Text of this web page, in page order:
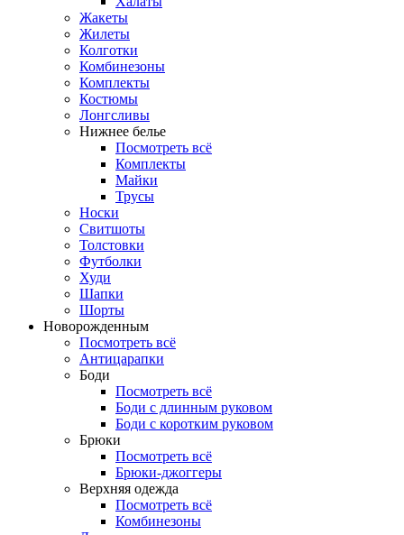
Жакеты
Жилеты
Колготки
Комбинезоны
Комплекты
Костюмы
Лонгсливы
Нижнее белье
Посмотреть всё
Комплекты
Майки
Трусы
Носки
Свитшоты
Толстовки
Футболки
Худи
Шапки
Шорты
Новорожденным
Посмотреть всё
Антицарапки
Боди
Посмотреть всё
Боди с длинным руковом
Боди с коротким руковом
Брюки
Посмотреть всё
Брюки-джоггеры
Верхняя одежда
Посмотреть всё
Комбинезоны